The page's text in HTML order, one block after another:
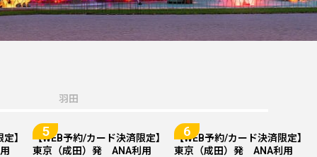
特集 学生旅行特集 サマーセール
羽田
】
用
【WEB予約/カード決済限定】
東京（成田）発 ANA利用
【WEB予約/カード決済限定】
東京（成田）発 ANA利用